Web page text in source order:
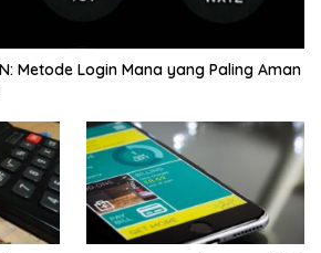
Metode Login Mana yang Paling Aman